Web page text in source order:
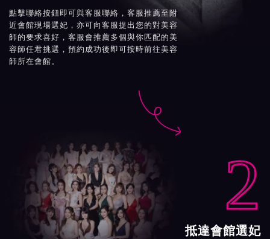
點擊聯絡按鈕即可與客服聯絡，客服推薦至附
近會館現場選妃，亦可向客服提出您的對美容
師的要求喜好，客服會推薦多個與你匹配的美
容師任君挑選，預約成功後即可按時前往美容
師所在會館。

2
抵達會館選妃